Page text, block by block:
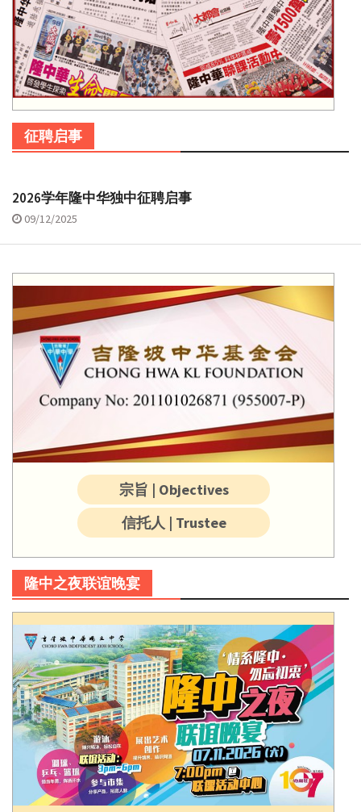
征聘启事
2026学年隆中华独中征聘启事
09/12/2025
宗旨 | Objectives
信托人 | Trustee
隆中之夜联谊晚宴